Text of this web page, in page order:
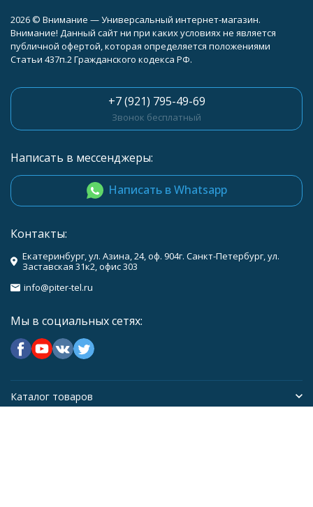
2026 © Внимание — Универсальный интернет-магазин.
Внимание! Данный сайт ни при каких условиях не является
публичной офертой, которая определяется положениями
Статьи 437п.2 Гражданского кодекса РФ.
+7 (921) 795-49-69
Звонок бесплатный
Написать в мессенджеры:
Написать в Whatsapp
Контакты:
Екатеринбург, ул. Азина, 24, оф. 904г. Санкт-Петербург, ул.
Заставская 31к2, офис 303
info@piter-tel.ru
Мы в социальных сетях:
Каталог товаров